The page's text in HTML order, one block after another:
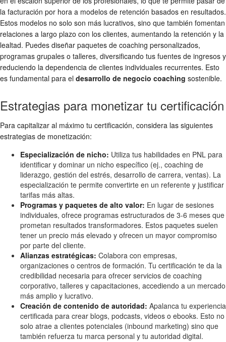
la facturación por hora a modelos de retención basados en resultados.
Estos modelos no solo son más lucrativos, sino que también fomentan
relaciones a largo plazo con los clientes, aumentando la retención y la
lealtad. Puedes diseñar paquetes de coaching personalizados,
programas grupales o talleres, diversificando tus fuentes de ingresos y
reduciendo la dependencia de clientes individuales recurrentes. Esto
es fundamental para el desarrollo de negocio coaching sostenible.
Estrategias para monetizar tu certificación
Para capitalizar al máximo tu certificación, considera las siguientes
estrategias de monetización:
Especialización de nicho: Utiliza tus habilidades en PNL para
identificar y dominar un nicho específico (ej., coaching de
liderazgo, gestión del estrés, desarrollo de carrera, ventas). La
especialización te permite convertirte en un referente y justificar
tarifas más altas.
Programas y paquetes de alto valor: En lugar de sesiones
individuales, ofrece programas estructurados de 3-6 meses que
prometan resultados transformadores. Estos paquetes suelen
tener un precio más elevado y ofrecen un mayor compromiso
por parte del cliente.
Alianzas estratégicas: Colabora con empresas,
organizaciones o centros de formación. Tu certificación te da la
credibilidad necesaria para ofrecer servicios de coaching
corporativo, talleres y capacitaciones, accediendo a un mercado
más amplio y lucrativo.
Creación de contenido de autoridad: Apalanca tu experiencia
certificada para crear blogs, podcasts, videos o ebooks. Esto no
solo atrae a clientes potenciales (inbound marketing) sino que
también refuerza tu marca personal y tu autoridad digital.